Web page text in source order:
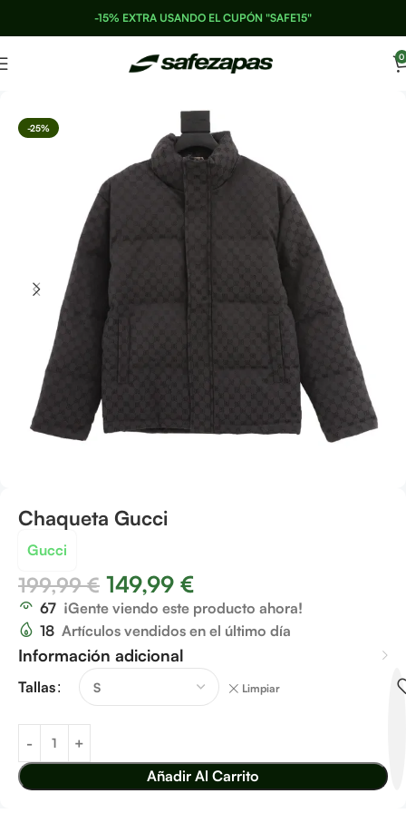
-15% EXTRA USANDO EL CUPÓN "SAFE15"
0
-25%
Chaqueta Gucci
Gucci
199,99€ 149,99 €
67 ¡Gente viendo este producto ahora!
18 Artículos vendidos en el último día
Información adicional
Tallas Limpiar
Añadir Al Carrito